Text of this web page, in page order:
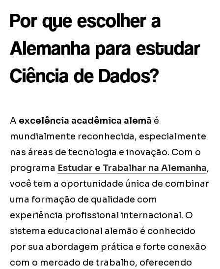
Por que escolher a
Alemanha para estudar
Ciência de Dados?
A excelência acadêmica alemã é
mundialmente reconhecida, especialmente
nas áreas de tecnologia e inovação. Com o
programa Estudar e Trabalhar na Alemanha,
você tem a oportunidade única de combinar
uma formação de qualidade com
experiência profissional internacional. O
sistema educacional alemão é conhecido
por sua abordagem prática e forte conexão
com o mercado de trabalho, oferecendo